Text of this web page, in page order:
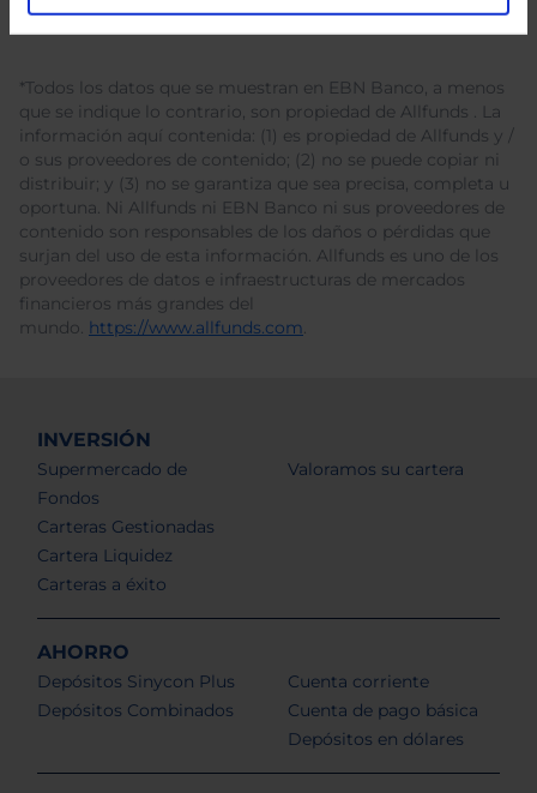
*Todos los datos que se muestran en EBN Banco, a menos
que se indique lo contrario, son propiedad de Allfunds . La
información aquí contenida: (1) es propiedad de Allfunds y /
o sus proveedores de contenido; (2) no se puede copiar ni
distribuir; y (3) no se garantiza que sea precisa, completa u
oportuna. Ni Allfunds ni EBN Banco ni sus proveedores de
contenido son responsables de los daños o pérdidas que
surjan del uso de esta información. Allfunds es uno de los
proveedores de datos e infraestructuras de mercados
financieros más grandes del
mundo. https://www.allfunds.com.
INVERSIÓN
Supermercado de
Fondos
Carteras Gestionadas
Cartera Liquidez
Carteras a éxito
Valoramos su cartera
AHORRO
Depósitos Sinycon Plus
Depósitos Combinados
Cuenta corriente
Cuenta de pago básica
Depósitos en dólares